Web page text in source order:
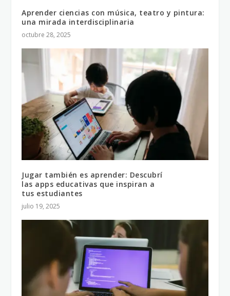
Aprender ciencias con música, teatro y pintura:
una mirada interdisciplinaria
octubre 28, 2025
Jugar también es aprender: Descubrí
las apps educativas que inspiran a
tus estudiantes
julio 19, 2025